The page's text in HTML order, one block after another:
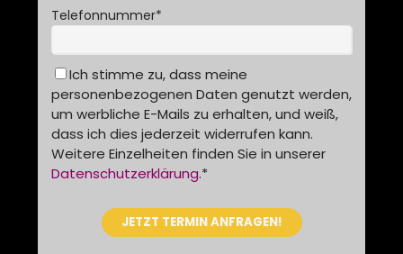
Telefonnummer*
Ich stimme zu, dass meine
personenbezogenen Daten genutzt werden,
um werbliche E-Mails zu erhalten, und weiß,
dass ich dies jederzeit widerrufen kann.
Weitere Einzelheiten finden Sie in unserer
Datenschutzerklärung.*